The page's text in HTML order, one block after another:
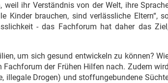
ihr Verständnis von der Welt, ihre
Kinder brauchen, sind verlässliche Eltern“,
- das Fachforum hat daher das
um sich gesund entwickeln zu können?
der Frühen Hilfen nach. Zudem wird
illegale Drogen) und stoffungebundene